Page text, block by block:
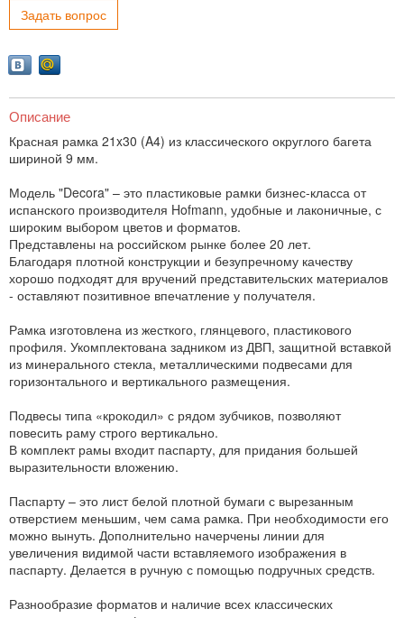
Задать вопрос
Описание
Красная рамка 21x30 (A4) из классического округлого багета
шириной 9 мм.
Модель "Decora" – это пластиковые рамки бизнес-класса от
испанского производителя Hofmann, удобные и лаконичные, с
широким выбором цветов и форматов.
Представлены на российском рынке более 20 лет.
Благодаря плотной конструкции и безупречному качеству
хорошо подходят для вручений представительских материалов
- оставляют позитивное впечатление у получателя.
Рамка изготовлена из жесткого, глянцевого, пластикового
профиля. Укомплектована задником из ДВП, защитной вставкой
из минерального стекла, металлическими подвесами для
горизонтального и вертикального размещения.
Подвесы типа «крокодил» с рядом зубчиков, позволяют
повесить раму строго вертикально.
В комплект рамы входит паспарту, для придания большей
выразительности вложению.
Паспарту – это лист белой плотной бумаги с вырезанным
отверстием меньшим, чем сама рамка. При необходимости его
можно вынуть. Дополнительно начерчены линии для
увеличения видимой части вставляемого изображения в
паспарту. Делается в ручную с помощью подручных средств.
Разнообразие форматов и наличие всех классических